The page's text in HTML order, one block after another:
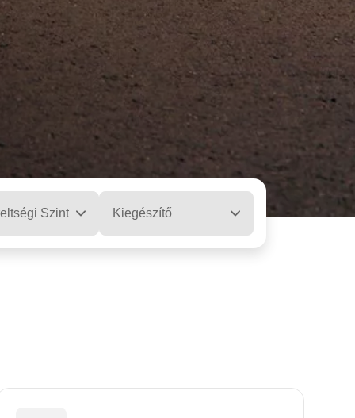
Szint Kiegészítő